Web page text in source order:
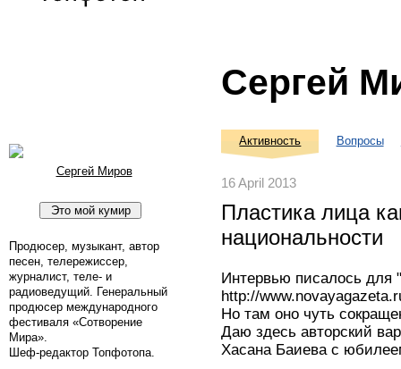
Сергей
Сергей Миров
Продюсер, музыкант, автор
песен, телережиссер,
журналист, теле- и
радиоведущий. Генеральный
продюсер международного
фестиваля «Сотворение
Мира».
Шеф-редактор Топфотопа.
Активность Вопросы
16 April 2013
Пластика лица
национальности
Интервью писалось для
http://
Но там оно чуть
Даю здесь авторский
Хасана Баиева с